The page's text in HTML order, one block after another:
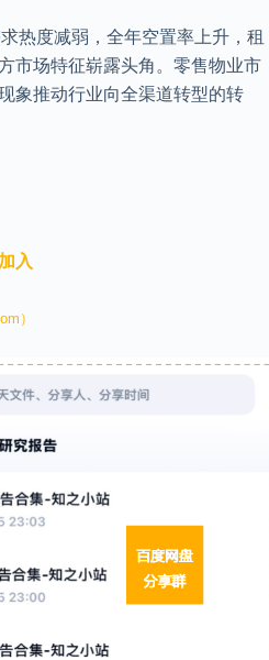
热度减弱，全年空置率上升，租
市场特征崭露头角。零售物业市
象推动行业向全渠道转型的转
入
）